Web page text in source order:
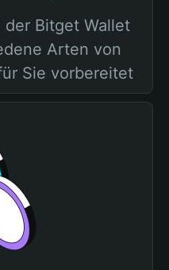
Bitget Wallet
Arten von
Sie vorbereitet